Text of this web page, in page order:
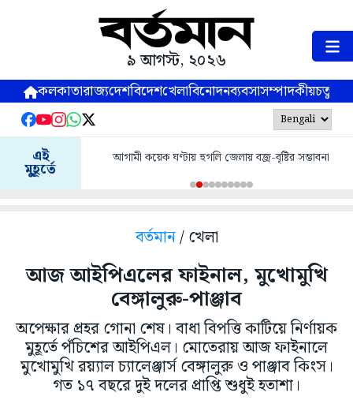
৯ আগস্ট, ২০২৬
কলকাতারাজ্যদেশবিদেশখেলাবিনোদনব্যবসাসম্পাদকীয়
এই
মুহূর্তে
আগামী কয়েক ঘণ্টায় হুগলি জেলায় বজ্র-বৃষ্টির সম্ভাবনা
বর্তমান/ খেলা
আজ আইপিএলের ফাইনাল, মুখোমুখি
বেঙ্গালুরু-পাঞ্জাব
অপেক্ষার প্রহর গোনা শেষ। বাধা বিপত্তি কাটিয়ে নির্ণায়ক
মুহূর্তে পঁচিশের আইপিএল। মোতেরায় আজ ফাইনালে
মুখোমুখি রয়্যাল চ্যালেঞ্জার্স বেঙ্গালুরু ও পাঞ্জাব কিংস।
গত ১৭ বছরে দুই দলের প্রাপ্তি শুধুই হতাশা।